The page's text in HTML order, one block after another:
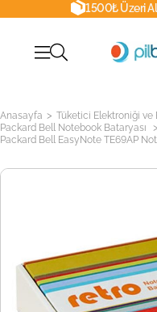
1500₺ Üzeri
Anasayfa > Tüketici Elektroniği ve
Packard Bell Notebook Bataryası >
Packard Bell EasyNote TE69AP